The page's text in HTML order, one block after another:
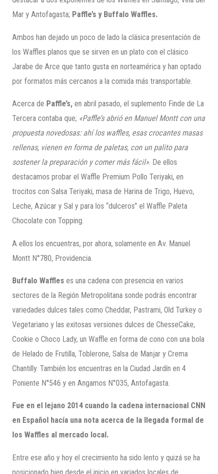
Mar y Antofagasta; Paffle’s y Buffalo Waffles.
Ambos han dejado un poco de lado la clásica presentación de
los Waffles planos que se sirven en un plato con el clásico
Jarabe de Arce que tanto gusta en norteamérica y han optado
por formatos más cercanos a la comida más transportable.
Acerca de Paffle’s, en abril pasado, el suplemento Finde de La
Tercera contaba que; «Paffle’sabrió en Manuel Montt con una
propuesta novedosas: ahí los waffles, esas crocantes masas
rellenas, vienen en forma de paletas, con un palito para
sostener la preparación y comer más fácil». De ellos
destacamos probar el Waffle Premium Pollo Teriyaki, en
trocitos con Salsa Teriyaki, masa de Harina de Trigo, Huevo,
Leche, Azúcar y Sal y para los “dulceros” el Waffle Paleta
Chocolate con Topping.
A ellos los encuentras, por ahora, solamente en Av. Manuel
Montt N°780, Providencia.
Buffalo Waffles es una cadena con presencia en varios
sectores de la Región Metropolitana sonde podrás encontrar
variedades dulces tales como Cheddar, Pastrami, Old Turkey o
Vegetariano y las exitosas versiones dulces de ChesseCake,
Cookie o Choco Lady, un Waffle en forma de cono con una bola
de Helado de Frutilla, Toblerone, Salsa de Manjar y Crema
Chantilly. También los encuentras en la Ciudad Jardín en 4
Poniente N°546 y en Angamos N°035, Antofagasta.
Fue en el lejano 2014 cuando la cadena internacional CNN
en Español hacía una nota acerca de la llegada formal de
losWaffles al mercado local.
Entre ese año y hoy el crecimiento ha sido lento y quizá se ha